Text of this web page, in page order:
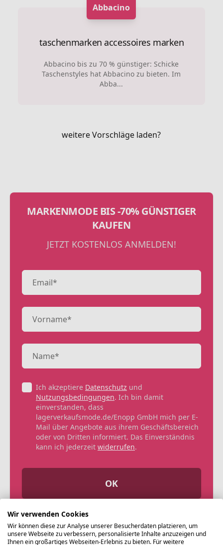
Abbacino
taschenmarken accessoires marken
Abbacino bis zu 70 % günstiger: Schicke
Taschenstyles hat Abbacino zu bieten. Im
Abba...
weitere Vorschläge laden?
MARKENMODE BIS -70% GÜNSTIGER
KAUFEN
JETZT KOSTENLOS ANMELDEN!
Ich akzeptiere Datenschutz und
Nutzungsbedingungen. Ich bin damit
einverstanden, dass
lagerverkaufsmode.de/Enopp GmbH mich per E-
Mail über Angebote aus ihrem Geschäftsbereich
oder von Dritten informiert. Das Einverständnis
kann ich jederzeit widerrufen.
OK
Wir verwenden Cookies
Wir können diese zur Analyse unserer Besucherdaten platzieren, um
unsere Webseite zu verbessern, personalisierte Inhalte anzuzeigen und
Ihnen ein großartiges Webseiten-Erlebnis zu bieten. Für weitere